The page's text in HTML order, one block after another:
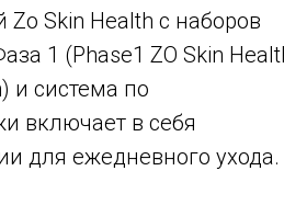
Skin Health c наборов
1 (Phase1 ZO Skin
и система по
включает в себя
для ежедневного ухода.